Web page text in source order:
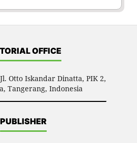
OFFICE
Otto Iskandar Dinatta, PIK 2,
Tangerang, Indonesia
PUBLISHER